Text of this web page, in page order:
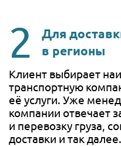
Для
в регионы
Клиент выбирает
транспортную
её услуги. Уже
компании отвечает
и перевозку груза,
доставки и так далее.